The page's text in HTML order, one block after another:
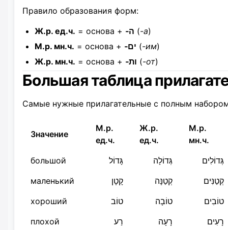
Правило образования форм:
Ж.р. ед.ч. = основа + ‑ה (-а)
М.р. мн.ч. = основа + ‑ים (-им)
Ж.р. мн.ч. = основа + ‑ות (-от)
Большая таблица
Самые нужные прилагательные с полным
Значение
М.р.
ед.ч.
Ж.р.
ед.ч.
М.р.
мн.ч.
большой
גָּדוֹל גְּדוֹלָה
גְּדוֹלִים
маленький
קָטָן קְטַנָּה
קְטַנִּים
хороший
טוֹב טוֹבָה
טוֹבִים
плохой
רַע רָעָה
רָעִים